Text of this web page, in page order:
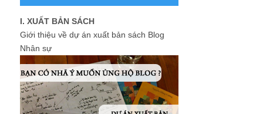
I. XUẤT BẢN SÁCH
Giới thiệu về dự án xuất bản sách Blog
Nhân sự